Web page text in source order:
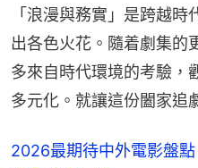
「浪漫與務實」是跨越
出各色火花。隨着劇集的
多來自時代環境的考驗，
多元化。就讓這份闔家追
2026最期待中外電影盤